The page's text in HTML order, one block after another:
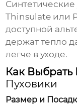
Синтетические
Thinsulate или
доступной
держат тепло
легче в уходе.
Как
Пуховики
Размер и